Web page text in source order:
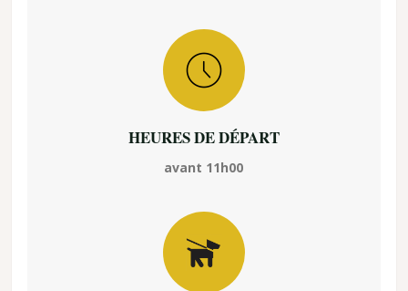
HEURES DE DÉPART
avant 11h00